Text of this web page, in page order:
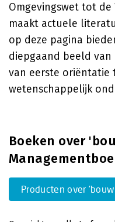
Omgevingswet tot
maakt actuele
op deze pagina
diepgaand beeld
van eerste oriëntatie
wetenschappelijk
Boeken over
Producten over